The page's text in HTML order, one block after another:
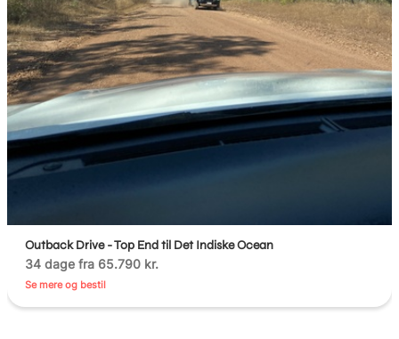
Outback Drive - Top End til Det Indiske Ocean
34 dage fra 65.790 kr.
Se mere og bestil